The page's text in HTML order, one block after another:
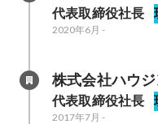
代表取締役社長
2020年6月 -
株式会社ハウ
代表取締役社長
2017年7月 -